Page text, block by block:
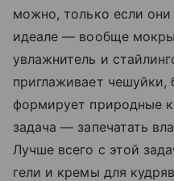
можно, только если
идеале — вообще
увлажнитель и
приглаживает
формирует природные
задача — запечатать
Лучше всего с этой
гели и кремы для